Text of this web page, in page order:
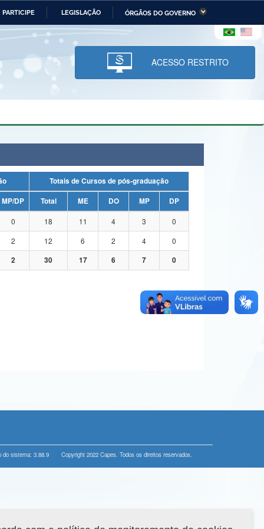
PARTICIPE LEGISLAÇÃO ÓRGÃOS DO GOVERNO
da Economia Ministério da Infraestrutura
Ministério da Ciência,
Tecnologia, Inovações e
Comunicações
Direitos Humanos
ACESSO RESTRITO
Totais de Cursos de pós-graduação
MP/DP Total ME DO MP
DP
0 18 11 4 3
0
2 12 6 2 4
0
2 30 17 6 7 0
do sistema: 3.88.9 Copyright 2022 Capes. Todos os direitos reservados.